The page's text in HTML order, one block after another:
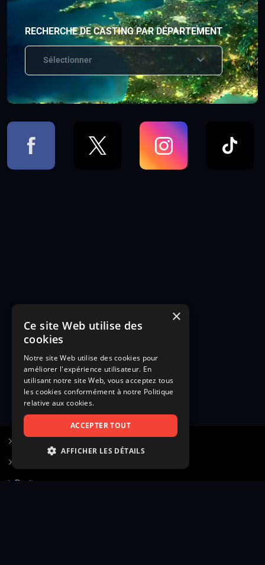
RECHERCHE DE CASTING PAR DÉPARTEMENT
Sélectionner
Poster une annonce
×
Ce site Web utilise des
cookies
Notre site Web utilise des cookies pour
améliorer l'expérience utilisateur. En
utilisant notre site Web, vous acceptez tous
les cookies conformément à notre Politique
relative aux cookies.
ACCEPTER TOUT
AFFICHER LES DÉTAILS